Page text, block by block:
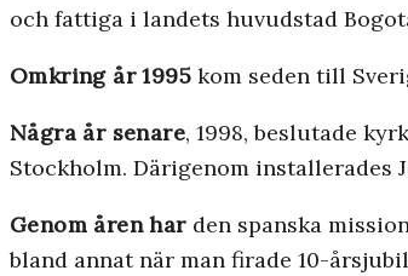
och fattiga i landets huvudstad
Omkring år 1995 kom seden till
Några år senare, 1998, beslutade
Stockholm. Därigenom installerades
Genom åren harden spanska
bland annat när man firade 10-